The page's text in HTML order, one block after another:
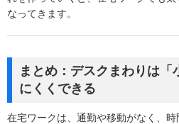
なってきます。
まとめ：デスクまわりは「
にくくできる
在宅ワークは、通勤や移動がなく、